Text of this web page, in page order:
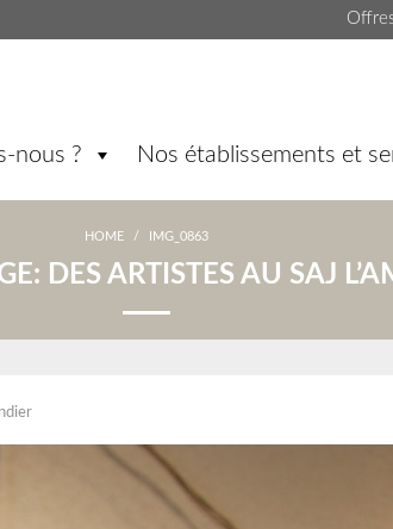
nous ? Nos établissements et
HOME / IMG_0863
DES ARTISTES AU SAJ